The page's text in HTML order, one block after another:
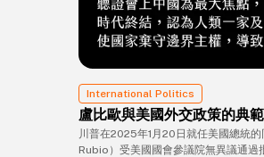
International Politics
盧比歐與美國外交政策的典
川普在2025年1月20日就任美國總統
Rubio）受美國國會參議院無異議通